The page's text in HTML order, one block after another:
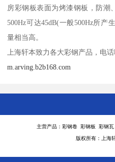
房彩钢板表面为烤漆钢板，防潮
500Hz可达45dB(一般500Hz所产
量相当高。
上海轩本致力各大彩钢产品，电
m.arving.b2b168.com
主营产品：彩钢卷 彩钢板 彩钢
版权所有：上海